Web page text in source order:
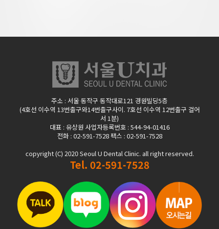
주소 : 서울 동작구 동작대로121 경원빌딩5층
(4호선 이수역 13번출구와14번출구사이. 7호선 이수역 12번출구 걸어
서 1분)
대표 : 유상원 사업자등록번호 : 544-94-01416
전화 : 02-591-7528 팩스 : 02-591-7528
copyright (C) 2020 Seoul U Dental Clinic. all right reserved.
Tel. 02-591-7528